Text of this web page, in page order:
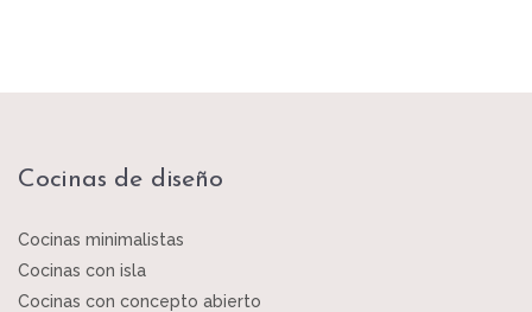
Cocinas de diseño
Cocinas minimalistas
Cocinas con isla
Cocinas con concepto abierto